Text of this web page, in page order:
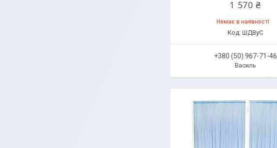
1 570 ₴
Немає в наявності
ШДВуС
+380 (50) 967-71-46
Василь